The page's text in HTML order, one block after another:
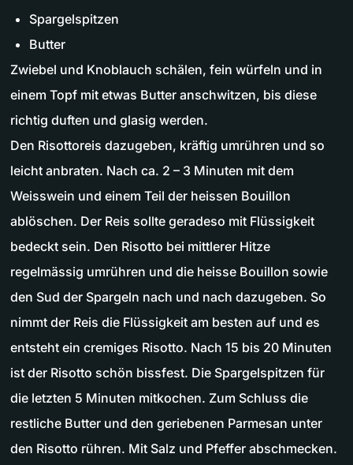
Spargelspitzen
Butter
Zwiebel und Knoblauch schälen, fein würfeln und in
einem Topf mit etwas Butter anschwitzen, bis diese
richtig duften und glasig werden.
Den Risottoreis dazugeben, kräftig umrühren und so
leicht anbraten. Nach ca. 2 – 3 Minuten mit dem
Weisswein und einem Teil der heissen Bouillon
ablöschen. Der Reis sollte geradeso mit Flüssigkeit
bedeckt sein. Den Risotto bei mittlerer Hitze
regelmässig umrühren und die heisse Bouillon sowie
den Sud der Spargeln nach und nach dazugeben. So
nimmt der Reis die Flüssigkeit am besten auf und es
entsteht ein cremiges Risotto. Nach 15 bis 20 Minuten
ist der Risotto schön bissfest. Die Spargelspitzen für
die letzten 5 Minuten mitkochen. Zum Schluss die
restliche Butter und den geriebenen Parmesan unter
den Risotto rühren. Mit Salz und Pfeffer abschmecken.